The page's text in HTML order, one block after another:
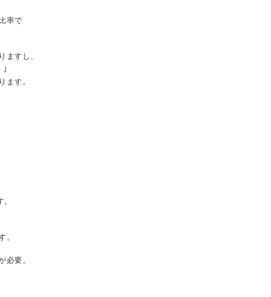
率で
ますし、
｣
ます。
。
必要。